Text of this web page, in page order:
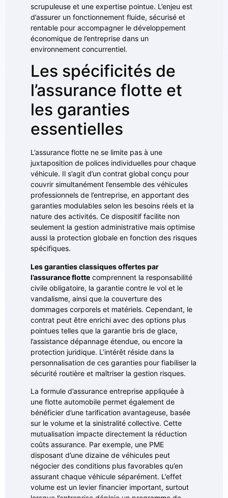
scrupuleuse et une expertise pointue. L’enjeu est
d’assurer un fonctionnement fluide, sécurisé et
rentable pour accompagner le développement
économique de l’entreprise dans un
environnement concurrentiel.
Les spécificités de
l’assurance flotte et
les garanties
essentielles
L’assurance flotte ne se limite pas à une
juxtaposition de polices individuelles pour chaque
véhicule. Il s’agit d’un contrat global conçu pour
couvrir simultanément l’ensemble des véhicules
professionnels de l’entreprise, en apportant des
garanties modulables selon les besoins réels et la
nature des activités. Ce dispositif facilite non
seulement la gestion administrative mais optimise
aussi la protection globale en fonction des risques
spécifiques.
Les garanties classiques offertes par
l’assurance flotte comprennent la responsabilité
civile obligatoire, la garantie contre le vol et le
vandalisme, ainsi que la couverture des
dommages corporels et matériels. Cependant, le
contrat peut être enrichi avec des options plus
pointues telles que la garantie bris de glace,
l’assistance dépannage étendue, ou encore la
protection juridique. L’intérêt réside dans la
personnalisation de ces garanties pour fiabiliser la
sécurité routière et maîtriser la gestion risques.
La formule d’assurance entreprise appliquée à
une flotte automobile permet également de
bénéficier d’une tarification avantageuse, basée
sur le volume et la sinistralité collective. Cette
mutualisation impacte directement la réduction
coûts assurance. Par exemple, une PME
disposant d’une dizaine de véhicules peut
négocier des conditions plus favorables qu’en
assurant chaque véhicule séparément. L’effet
volume est un levier financier important, surtout